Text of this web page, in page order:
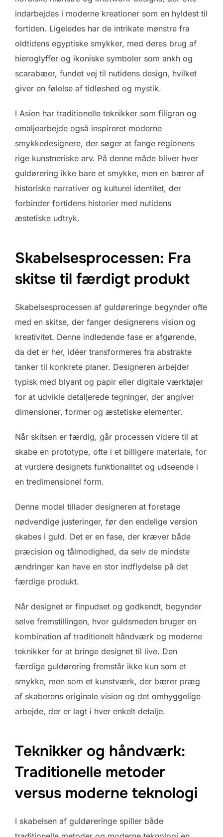
indarbejdes i moderne kreationer som en hyldest til
fortiden. Ligeledes har de intrikate mønstre fra
oldtidens egyptiske smykker, med deres brug af
hieroglyffer og ikoniske symboler som ankh og
scarabæer, fundet vej til nutidens design, hvilket
giver en følelse af tidløshed og mystik.
I Asien har traditionelle teknikker som filigran og
emaljearbejde også inspireret moderne
smykkedesignere, der søger at fange regionens
rige kunstneriske arv. På denne måde bliver hver
guldørering ikke bare et smykke, men en bærer af
historiske narrativer og kulturel identitet, der
forbinder fortidens historier med nutidens
æstetiske udtryk.
Skabelsesprocessen: Fra
skitse til færdigt produkt
Skabelsesprocessen af guldøreringe begynder ofte
med en skitse, der fanger designerens vision og
kreativitet. Denne indledende fase er afgørende,
da det er her, idéer transformeres fra abstrakte
tanker til konkrete planer. Designeren arbejder
typisk med blyant og papir eller digitale værktøjer
for at udvikle detaljerede tegninger, der angiver
dimensioner, former og æstetiske elementer.
Når skitsen er færdig, går processen videre til at
skabe en prototype, ofte i et billigere materiale, for
at vurdere designets funktionalitet og udseende i
en tredimensionel form.
Denne model tillader designeren at foretage
nødvendige justeringer, før den endelige version
skabes i guld. Det er en fase, der kræver både
præcision og tålmodighed, da selv de mindste
ændringer kan have en stor indflydelse på det
færdige produkt.
Når designet er finpudset og godkendt, begynder
selve fremstillingen, hvor guldsmeden bruger en
kombination af traditionelt håndværk og moderne
teknikker for at bringe designet til live. Den
færdige guldørering fremstår ikke kun som et
smykke, men som et kunstværk, der bærer præg
af skaberens originale vision og det omhyggelige
arbejde, der er lagt i hver enkelt detalje.
Teknikker og håndværk:
Traditionelle metoder
versus moderne teknologi
I skabelsen af guldøreringe spiller både